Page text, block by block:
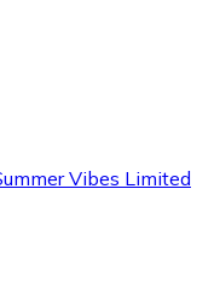
Vibes Limited